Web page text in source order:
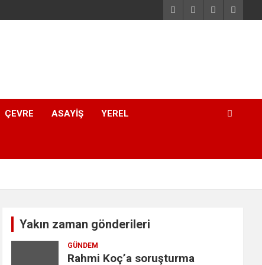
ÇEVRE ASAYIŞ YEREL
Yakın zaman gönderileri
GÜNDEM
Rahmi Koç’a soruşturma